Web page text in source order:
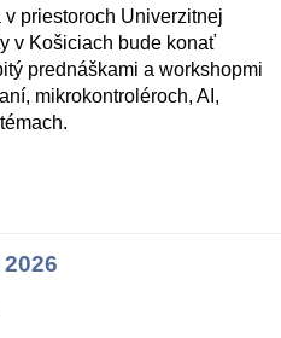
priestoroch Univerzitnej
v Košiciach bude konať
prednáškami a workshopmi
mikrokontroléroch, AI,